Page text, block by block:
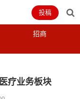
招商
投稿
疗业务板块